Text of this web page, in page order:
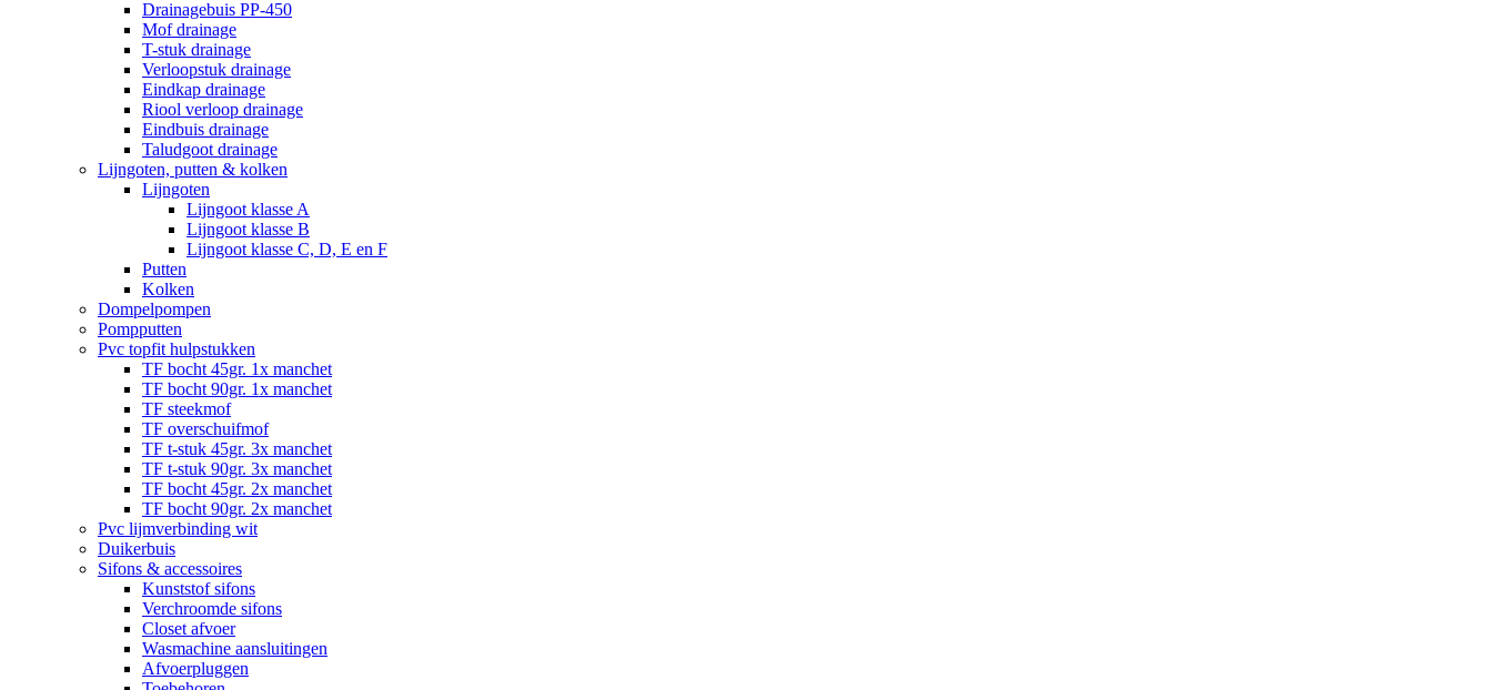
Drainagebuis PP-450
Mof drainage
T-stuk drainage
Verloopstuk drainage
Eindkap drainage
Riool verloop drainage
Eindbuis drainage
Taludgoot drainage
Lijngoten, putten & kolken
Lijngoten
Lijngoot klasse A
Lijngoot klasse B
Lijngoot klasse C, D, E en F
Putten
Kolken
Dompelpompen
Pompputten
Pvc topfit hulpstukken
TF bocht 45gr. 1x manchet
TF bocht 90gr. 1x manchet
TF steekmof
TF overschuifmof
TF t-stuk 45gr. 3x manchet
TF t-stuk 90gr. 3x manchet
TF bocht 45gr. 2x manchet
TF bocht 90gr. 2x manchet
Pvc lijmverbinding wit
Duikerbuis
Sifons & accessoires
Kunststof sifons
Verchroomde sifons
Closet afvoer
Wasmachine aansluitingen
Afvoerpluggen